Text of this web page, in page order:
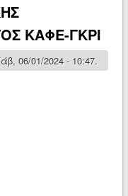
KΑΦΕ-ΓΚΡΙ
06/01/2024 - 10:47.